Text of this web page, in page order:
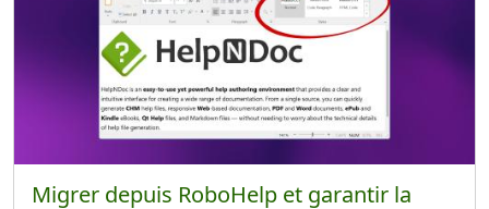
Migrer depuis RoboHelp et garantir la